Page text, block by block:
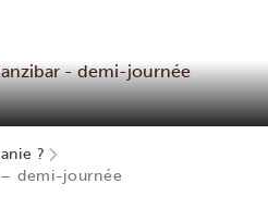
- demi-journée
?
– demi-journée